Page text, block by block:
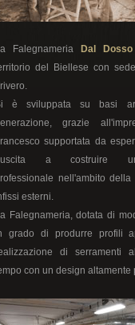
Falegnameria Dal Dosso
del Biellese con
è sviluppata su basi
grazie
supportata da
a costruire
nell'ambito
esterni.
Falegnameria, dotata di
grado di produrre profili
di serramenti
con un design